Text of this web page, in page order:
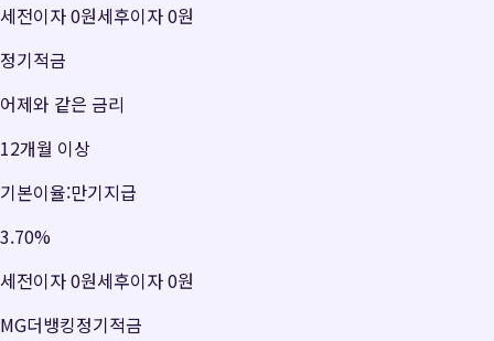
세전이자0원세후이자0원
정기적금
어제와 같은 금리
12개월 이상
기본이율:만기지급
3.70%
세전이자0원세후이자0원
MG더뱅킹정기적금